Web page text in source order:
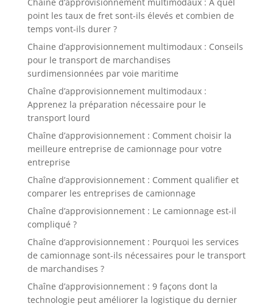
point les taux de fret sont-ils élevés et combien de
temps vont-ils durer ?
Chaine d’approvisionnement multimodaux : Conseils
pour le transport de marchandises
surdimensionnées par voie maritime
Chaîne d’approvisionnement multimodaux :
Apprenez la préparation nécessaire pour le
transport lourd
Chaîne d’approvisionnement : Comment choisir la
meilleure entreprise de camionnage pour votre
entreprise
Chaîne d’approvisionnement : Comment qualifier et
comparer les entreprises de camionnage
Chaîne d’approvisionnement : Le camionnage est-il
compliqué ?
Chaîne d’approvisionnement : Pourquoi les services
de camionnage sont-ils nécessaires pour le transport
de marchandises ?
Chaîne d’approvisionnement : 9 façons dont la
technologie peut améliorer la logistique du dernier